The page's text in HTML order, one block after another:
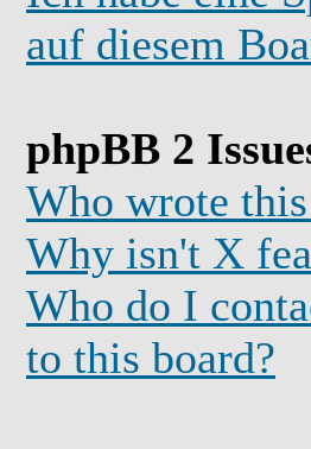
auf diesem
phpBB 2
Who wrote
Why isn't X
Who do I
to this board?